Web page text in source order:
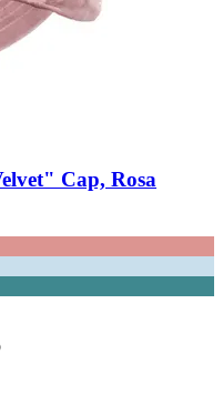
Cap, Rosa